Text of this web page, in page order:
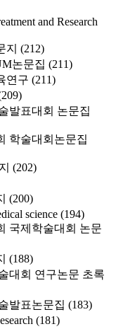
and Research
지 (212)
논문집 (211)
연구 (211)
발표대회 논문집
학술대회논문집
(202)
(200)
science (194)
국제학술대회 논문
(188)
대회 연구논문 초록
발표논문집 (183)
(181)